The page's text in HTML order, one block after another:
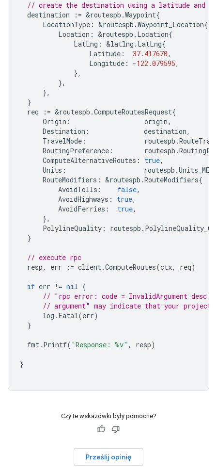
// create the destination using a latitude and
destination
:= &routespb .Waypoint{
LocationType : &routespb .Waypoint_Location{
Location : &routespb . Location{
LatLng : &latlng . LatLng{
Latitude : 37.417670,
Longitude : -122.079595,
},
},
},
}
req
:= &routespb .ComputeRoutesRequest{
Origin : origin,
Destination : destination,
TravelMode : routespb .
RoutingPreference : routespb .
ComputeAlternativeRoutes : true,
Units : routespb .
RouteModifiers : &routespb .RouteModifiers{
AvoidTolls : false,
AvoidHighways : true,
AvoidFerries : true,
},
PolylineQuality : routespb .
}
// execute rpc
resp, err := client.ComputeRoutes(ctx, req)
if err != nil {
// "rpc error: code = InvalidArgument desc
// argument" may indicate that your project
log . Fatal(err)
}
fmt. Printf( "Response: %v" , resp)
}
Czy te wskazówki były pomocne?
Prześlij opinię